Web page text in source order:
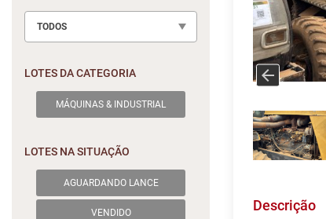
TODOS
LOTES DA CATEGORIA
MÁQUINAS & INDUSTRIAL
LOTES NA SITUAÇÃO
AGUARDANDO LANCE
VENDIDO Descrição